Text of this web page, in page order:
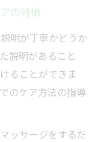
の特徴
明が丁寧かどうか
説明があること
ることができま
のケア方法の指導
ッサージをするだ